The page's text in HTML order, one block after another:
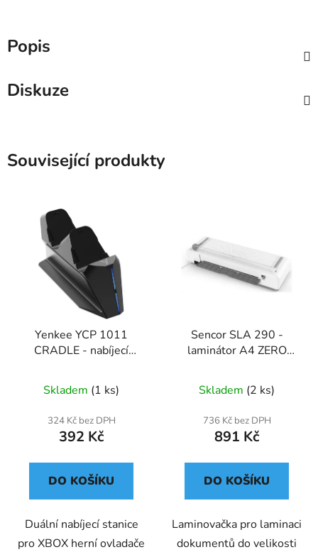
Popis
Diskuze
Související produkty
Yenkee YCP 1011
CRADLE - nabíjecí
ovladače
Skladem (1 ks)
324 Kč bez DPH
392 Kč
DO KOŠÍKU
Duální nabíjecí stanice
pro XBOX herní ovladače
Sencor SLA 290 -
laminátor A4 ZERO
Skladem (2 ks)
736 Kč bez DPH
891 Kč
DO KOŠÍKU
Laminovačka pro laminaci
dokumentů do velikosti